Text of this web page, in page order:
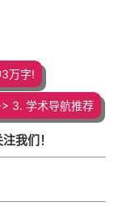
万字!
3. 学术导航推荐
我们！